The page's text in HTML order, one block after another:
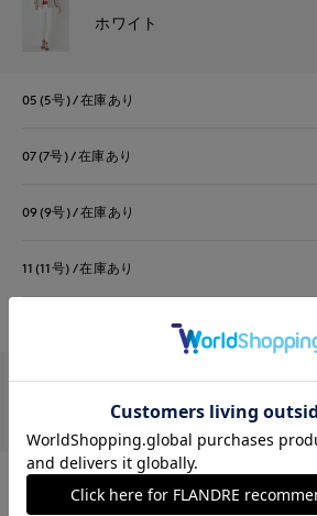
ホワイト
05(5号) 在庫あり
07(7号) 在庫あり
09(9号) 在庫あり
11(11号) 在庫あり
クリーム
05(5号) 在庫あり